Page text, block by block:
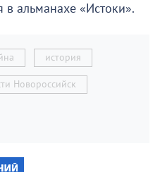
в альманахе «Истоки».
история
Новороссийск